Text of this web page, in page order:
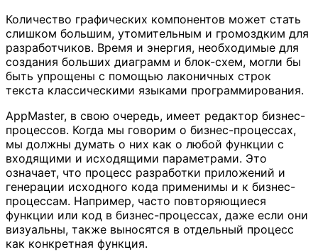
Количество графических компонентов может стать
слишком большим, утомительным и громоздким для
разработчиков. Время и энергия, необходимые для
создания больших диаграмм и блок-схем, могли бы
быть упрощены с помощью лаконичных строк
текста классическими языками программирования.
AppMaster, в свою очередь, имеет редактор бизнес-
процессов. Когда мы говорим о бизнес-процессах,
мы должны думать о них как о любой функции с
входящими и исходящими параметрами. Это
означает, что процесс разработки приложений и
генерации исходного кода применимы и к бизнес-
процессам. Например, часто повторяющиеся
функции или код в бизнес-процессах, даже если они
визуальны, также выносятся в отдельный процесс
как конкретная функция.